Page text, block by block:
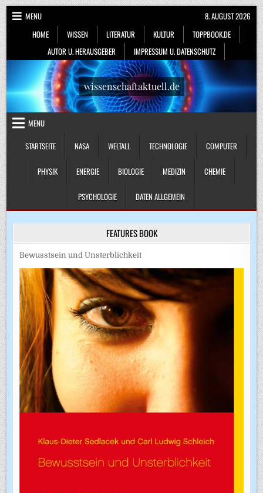
Skip
to
content
MENU
HOME
WISSEN LITERATUR KULTUR
TOPPBOOK.DE
AUTOR U. HERAUSGEBER
IMPRESSUM U. DATENSCHUTZ
8. AUGUST 2026
wissenschaftaktuell.de
MENU
STARTSEITE
NASA WELTALL TECHNOLOGIE COMPUTER
PHYSIK ENERGIE BIOLOGIE MEDIZIN CHEMIE
PSYCHOLOGIE DATEN ALLGEMEIN
FEATURES BOOK
Bewusstsein und Unsterblichkeit